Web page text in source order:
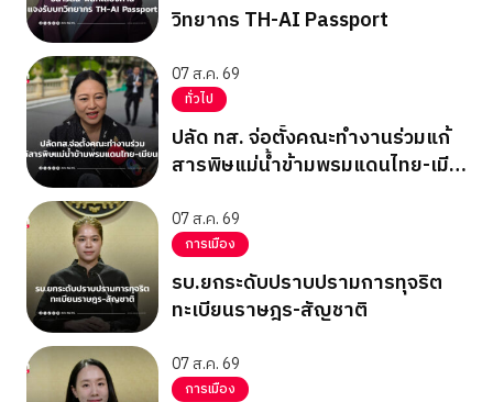
วิทยากร TH-AI Passport
07 ส.ค. 69
ทั่วไป
ปลัด ทส. จ่อตั้งคณะทำงานร่วมแก้
สารพิษแม่น้ำข้ามพรมแดนไทย-เมีย
07 ส.ค. 69
การเมือง
รบ.ยกระดับปราบปรามการทุจริต
ทะเบียนราษฎร-สัญชาติ
07 ส.ค. 69
การเมือง